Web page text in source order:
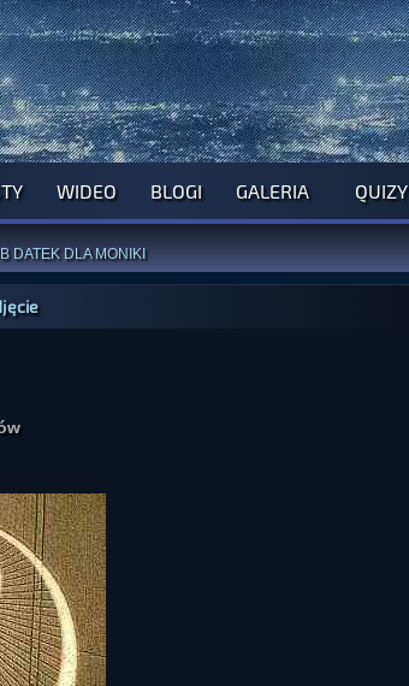
WIDEO BLOGI GALERIA QUIZY
TYDZIEŃ
DATEK DLA MONIKI